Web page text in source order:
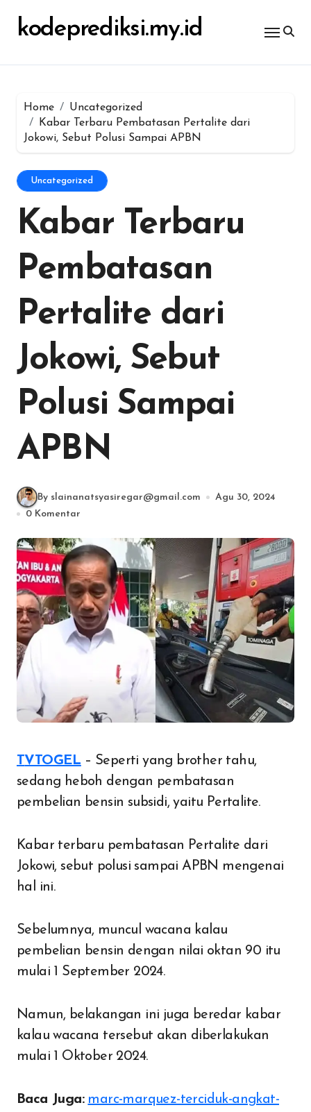
contentkodeprediksi.my.id
Home
Uncategorized
Kabar Terbaru Pembatasan Pertalite dari
Jokowi, Sebut Polusi Sampai APBN
Uncategorized
Kabar Terbaru
Pembatasan
Pertalite dari
Jokowi, Sebut
Polusi Sampai
APBN
By slainanatsyasiregar@gmail.com
Agu 30, 2024
0 Komentar
TVTOGEL – Seperti yang brother tahu,
sedang heboh dengan pembatasan
pembelian bensin subsidi, yaitu Pertalite.
Kabar terbaru pembatasan Pertalite dari
Jokowi, sebut polusi sampai APBN mengenai
hal ini.
Sebelumnya, muncul wacana kalau
pembelian bensin dengan nilai oktan 90 itu
mulai 1 September 2024.
Namun, belakangan ini juga beredar kabar
kalau wacana tersebut akan diberlakukan
mulai 1 Oktober 2024.
Baca Juga: marc-marquez-terciduk-angkat-
untuk: